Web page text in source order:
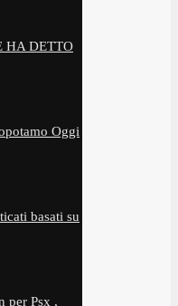
HA DETTO
Oggi
basati su
per Psx ,